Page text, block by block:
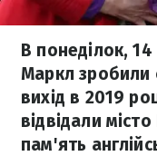
В понеділок, 14
Маркл зробили
вихід в 2019
відвідали
пам'ять